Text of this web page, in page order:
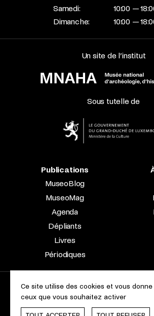
Samedi:
10:00 —
Dimanche:
10:00 —
Un site de l’institut
Sous tutelle de
Publications
MuseoBlog
MuseoMag
Agenda
Dépliants
Livres
Périodiques
2023 © Le Musée national d’archéologie,
À propos du site
Accessibilité
Charte des cookies
Ce site utilise des cookies et vous
ceux que vous souhaitez activer